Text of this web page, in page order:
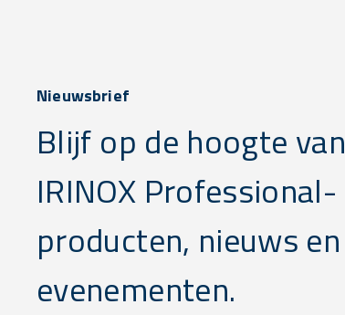
Nieuwsbrief
Blijf op de hoogte van
IRINOX Professional-
producten, nieuws en
evenementen.